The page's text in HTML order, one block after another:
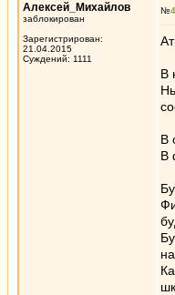
Алексей_Михайлов
заблокирован
Зарегистрирован:
21.04.2015
Суждений: 1111
№
В
В
В